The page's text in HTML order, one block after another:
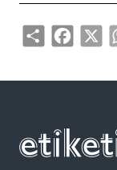
Share Facebook
X